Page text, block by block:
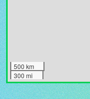
500 km
300 mi